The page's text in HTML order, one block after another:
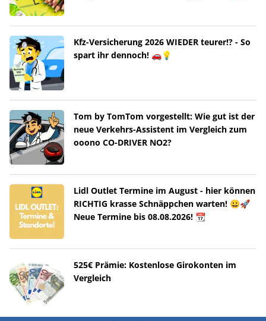
Kfz-Versicherung 2026 WIEDER teurer!? - So
spart ihr dennoch! 🚗💡
Tom by TomTom vorgestellt: Wie gut ist der
neue Verkehrs-Assistent im Vergleich zum
ooono CO-DRIVER NO2?
Lidl Outlet Termine im August - hier können
RICHTIG krasse Schnäppchen warten! 😀🚀
Neue Termine bis 08.08.2026! 📆
525€ Prämie: Kostenlose Girokonten im
Vergleich